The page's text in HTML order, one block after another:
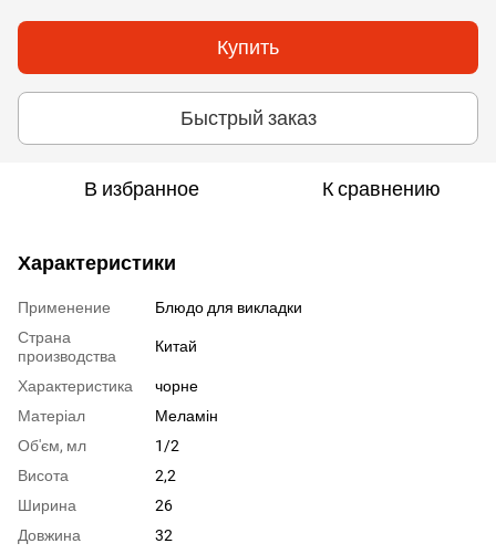
Купить
Быстрый заказ
В избранное К сравнению
Характеристики
Применение
Блюдо для викладки
Страна
производства
Китай
Характеристика
чорне
Матеріал
Меламін
Об'єм, мл
1/2
Висота
2,2
Ширина
26
Довжина
32